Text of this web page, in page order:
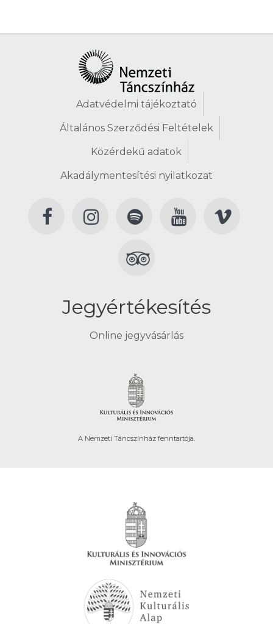
Adatvédelmi tájékoztató
Általános Szerződési Feltételek
Közérdekű adatok
Akadálymentesítési nyilatkozat
Jegyértékesítés
Online jegyvásárlás
A Nemzeti Táncszínház fenntartója.